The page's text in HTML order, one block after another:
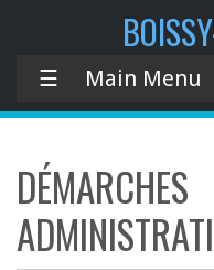
☰ Main Menu
DÉMARCHES